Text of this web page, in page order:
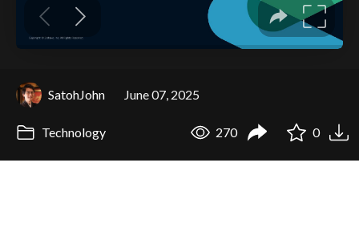
SatohJohn June 07, 2025
Technology 270 0